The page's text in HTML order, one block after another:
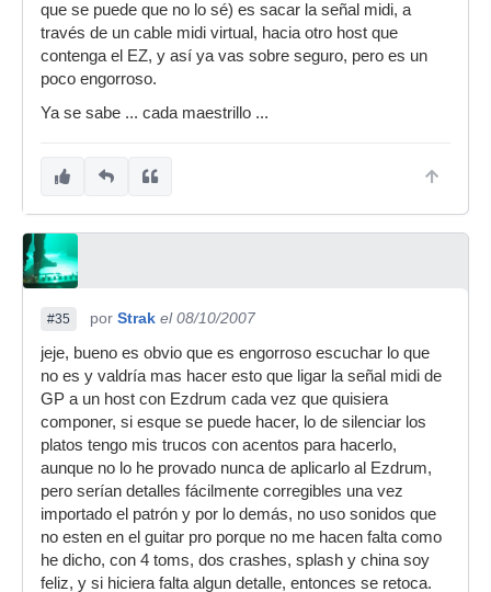
que se puede que no lo sé) es sacar la señal midi, a
través de un cable midi virtual, hacia otro host que
contenga el EZ, y así ya vas sobre seguro, pero es un
poco engorroso.
Ya se sabe ... cada maestrillo ...
#35 por Strak el 08/10/2007
jeje, bueno es obvio que es engorroso escuchar lo que
no es y valdría mas hacer esto que ligar la señal midi de
GP a un host con Ezdrum cada vez que quisiera
componer, si esque se puede hacer, lo de silenciar los
platos tengo mis trucos con acentos para hacerlo,
aunque no lo he provado nunca de aplicarlo al Ezdrum,
pero serían detalles fácilmente corregibles una vez
importado el patrón y por lo demás, no uso sonidos que
no esten en el guitar pro porque no me hacen falta como
he dicho, con 4 toms, dos crashes, splash y china soy
feliz, y si hiciera falta algun detalle, entonces se retoca.